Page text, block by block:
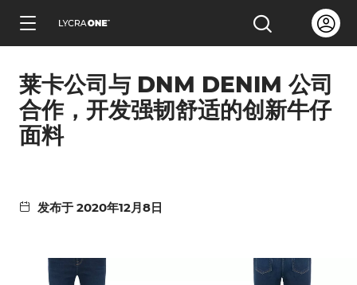
简体中文
了解有关吊牌的所有信息
了解有关商标许可的所有信息
打开搜索
Open
莱卡公司与 DNM DENIM 公司
合作，开发强韧舒适的创新牛仔
面料
发布于 2020年12月8日